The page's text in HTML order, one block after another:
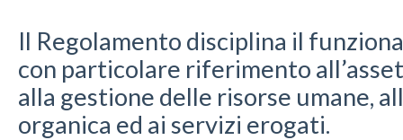
Il Regolamento disciplina il
con particolare riferimento
alla gestione delle risorse umane,
organica ed ai servizi erogati.